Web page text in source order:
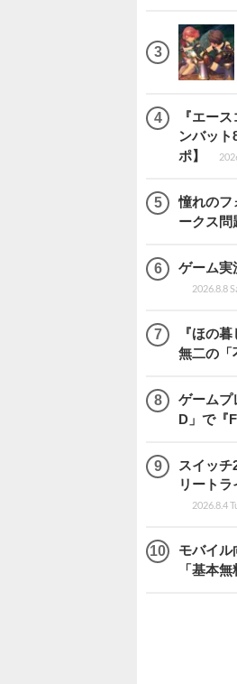
『エー
ンバット
ポ】
憧れのフ
ークス
ゲーム実
2026.8.8
『ほの
無二の「
ゲームプ
D」で『
スイッ
リート
2026.8.4
モバイル
「基本